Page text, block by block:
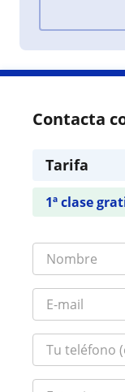
Contacta
Tarifa
1ª clase